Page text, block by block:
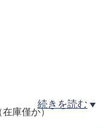
続きを読む
在庫僅か）